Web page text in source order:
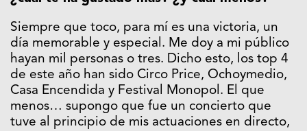
Siempre que toco, para mí es una victoria, un
día memorable y especial. Me doy a mi público
hayan mil personas o tres. Dicho esto, los top 4
de este año han sido Circo Price, Ochoymedio,
Casa Encendida y Festival Monopol. El que
menos… supongo que fue un concierto que
tuve al principio de mis actuaciones en directo,